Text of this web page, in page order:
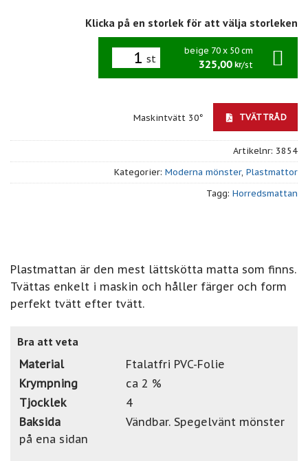
Klicka på en storlek för att välja storleken
st
beige 70 x 50 cm
325,00 kr/st
Maskintvätt 30° TVÄTTRÅD
Artikelnr: 3854
Kategorier: Moderna mönster, Plastmattor
Tagg: Horredsmattan
Plastmattan är den mest lättskötta matta som finns.
Tvättas enkelt i maskin och håller färger och form
perfekt tvätt efter tvätt.
Bra att veta
Material
Ftalatfri PVC-Folie
Krympning
ca 2 %
Tjocklek
4
Baksida
Vändbar. Spegelvänt mönster
på ena sidan